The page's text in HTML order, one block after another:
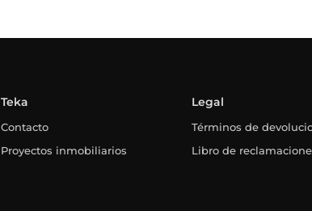
Teka
Contacto
Proyectos inmobiliarios
Legal
Términos de
Libro de